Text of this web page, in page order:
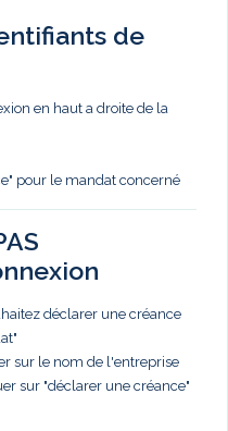
de
en haut a droite de la
pour le mandat concerné
déclarer une créance
sur le nom de l'entreprise
sur "déclarer une créance"